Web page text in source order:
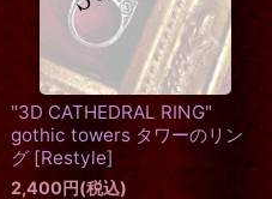
"3D CATHEDRAL RING"
gothic towers タワーのリン
グ [Restyle]
2,400円(税込)